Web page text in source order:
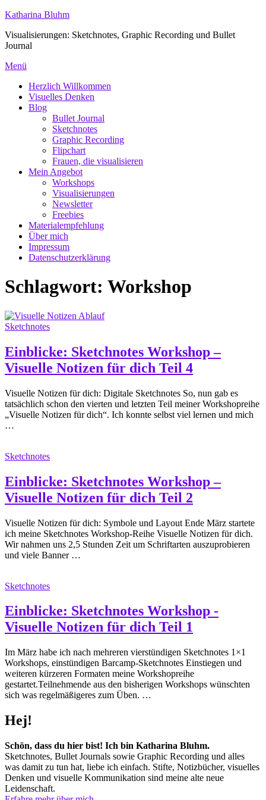
Zum
springen
Katharina Bluhm
Visualisierungen: Sketchnotes, Graphic Recording und Bullet
Journal
Menü
Herzlich Willkommen
Visuelles Denken
Blog
Bullet Journal
Sketchnotes
Graphic Recording
Flipchart
Frauen, die visualisieren
Mein Angebot
Workshops
Visualisierungen
Newsletter
Freebies
Materialempfehlung
Über mich
Impressum
Datenschutzerklärung
Schlagwort: Workshop
Sketchnotes
Einblicke: Sketchnotes Workshop –
Visuelle Notizen für dich Teil 4
Visuelle Notizen für dich: Digitale Sketchnotes So, nun gab es
tatsächlich schon den vierten und letzten Teil meiner Workshopreihe
„Visuelle Notizen für dich“. Ich konnte selbst viel lernen und mich
…
Sketchnotes
Einblicke: Sketchnotes Workshop –
Visuelle Notizen für dich Teil 2
Visuelle Notizen für dich: Symbole und Layout Ende März startete
ich meine Sketchnotes Workshop-Reihe Visuelle Notizen für dich.
Wir nahmen uns 2,5 Stunden Zeit um Schriftarten auszuprobieren
und viele Banner …
Sketchnotes
Einblicke: Sketchnotes Workshop -
Visuelle Notizen für dich Teil 1
Im März habe ich nach mehreren vierstündigen Sketchnotes 1×1
Workshops, einstündigen Barcamp-Sketchnotes Einstiegen und
weiteren kürzeren Formaten meine Workshopreihe
gestartet.Teilnehmende aus den bisherigen Workshops wünschten
sich was regelmäßigeres zum Üben. …
Hej!
Schön, dass du hier bist! Ich bin Katharina Bluhm.
Sketchnotes, Bullet Journals sowie Graphic Recording und alles
was damit zu tun hat, liebe ich einfach. Stifte, Notizbücher, visuelles
Denken und visuelle Kommunikation sind meine alte neue
Leidenschaft.